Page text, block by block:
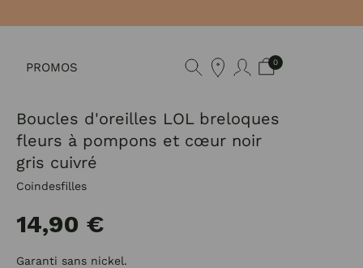
PROMOS 0
Boucles d'oreilles LOL breloques
fleurs à pompons et cœur noir
gris cuivré
Coindesfilles
14,90 €
Garanti sans nickel.